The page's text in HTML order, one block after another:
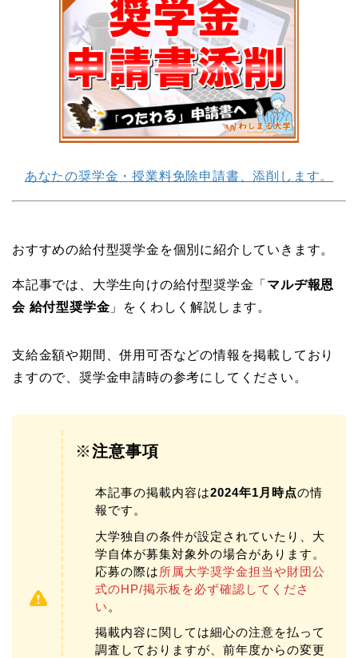
あなたの奨学金・授業料免除申請書、添削します。
おすすめの給付型奨学金を個別に紹介していきます。
本記事では、大学生向けの給付型奨学金「 マルヂ報恩
会 給付型奨学金 」をくわしく解説します。
支給金額や期間、併用可否などの情報を掲載しており
ますので、奨学金申請時の参考にしてください。
※注意事項
本記事の掲載内容は2024年1月時点の情
報です。
大学独自の条件が設定されていたり、大
学自体が募集対象外の場合があります。
応募の際は 所属大学奨学金担当や財団公
式のHP/掲示板を必ず確認してくださ
い 。
掲載内容に関しては細心の注意を払って
調査しておりますが、前年度からの変更